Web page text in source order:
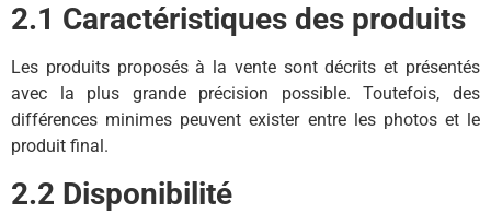
2.1 Caractéristiques des produits
Les produits proposés à la vente sont décrits et présentés
avec la plus grande précision possible. Toutefois, des
différences minimes peuvent exister entre les photos et le
produit final.
2.2 Disponibilité